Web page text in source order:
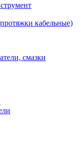
кабельные)
смазки